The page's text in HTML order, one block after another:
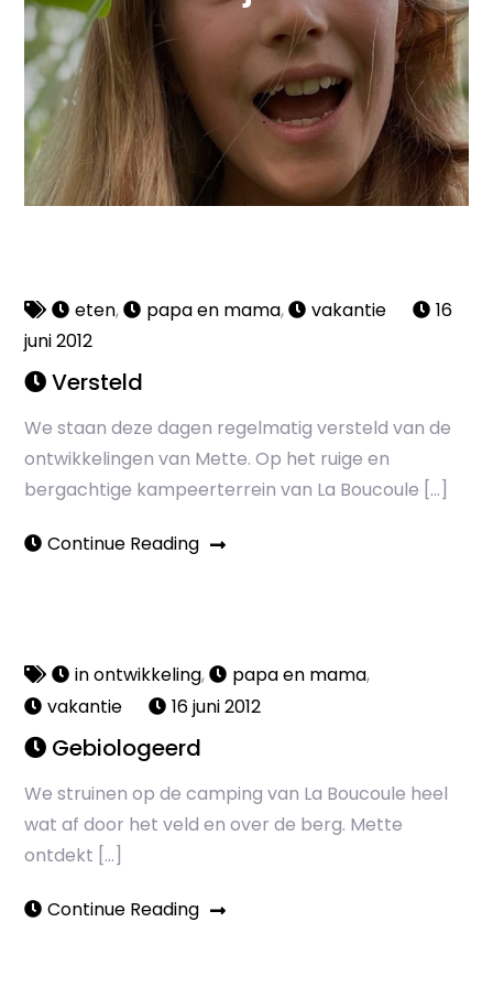
eten, papa en mama, vakantie
16
juni 2012
Versteld
We staan deze dagen regelmatig versteld van de
ontwikkelingen van Mette. Op het ruige en
bergachtige kampeerterrein van La Boucoule […]
Continue Reading
in ontwikkeling, papa en mama,
vakantie
16 juni 2012
Gebiologeerd
We struinen op de camping van La Boucoule heel
wat af door het veld en over de berg. Mette
ontdekt […]
Continue Reading